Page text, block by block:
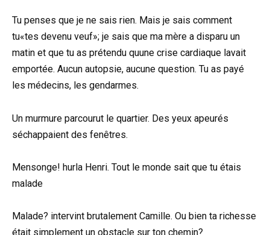
Tu penses que je ne sais rien. Mais je sais comment
tu«tes devenu veuf»; je sais que ma mère a disparu un
matin et que tu as prétendu quune crise cardiaque lavait
emportée. Aucun autopsie, aucune question. Tu as payé
les médecins, les gendarmes.
Un murmure parcourut le quartier. Des yeux apeurés
séchappaient des fenêtres.
Mensonge! hurla Henri. Tout le monde sait que tu étais
malade
Malade? intervint brutalement Camille. Ou bien ta richesse
était simplement un obstacle sur ton chemin?